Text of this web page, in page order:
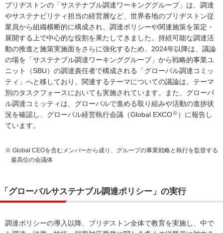
ブリヂストンの「サステナブル調達ワーキンググループ」は、調達
やサステナビリティ担当の経営層など、世界各地のブリヂストン従
業員から組織横断的に構成され、調達ポリシーや関連施策を策定・
展開する上で中心的な役割を果たしてきました。持続可能な調達活
動の推進と施策実施面をさらに強化するため、2024年以降は、議論
の場を「サステナブル調達ワーキンググループ」から戦略的事業ユ
ニット（SBU）の調達責任者で構成される「グローバル調達コミッ
ティ」へと移しており、関連するテーマについての議論は、テーマ
別のタスクフォースにおいても実施されています。また、グローバ
ル調達コミッティは、グローバルで進める取り組みや活動の進捗状
況を確認し、グローバル経営執行会議（Global EXCO※ ）に報告し
ています。
※ Global CEOを含むメンバーから成り、グループの事業戦略と執行を監督する
最高位の会議体
「グローバルサステナブル調達ポリシー」の実行
調達ポリシーの導入以降、ブリヂストン全体で教育を実施し、中で